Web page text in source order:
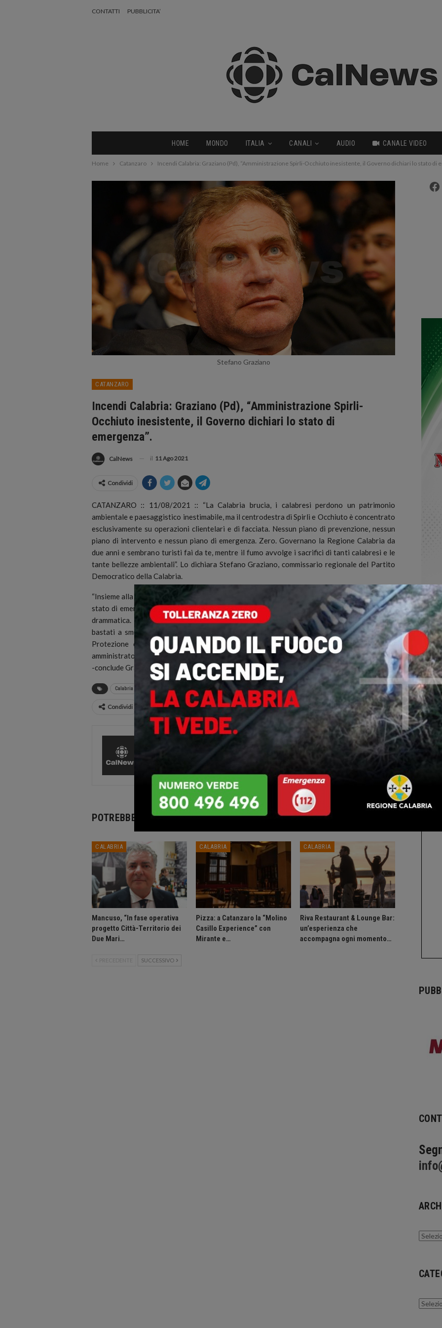
CONTATTI PUBBLICITA’
HOME MONDO ITALIA CANALI AUDIO CANALE VIDEO
Home Catanzaro Incendi Calabria: Graziano (Pd), “Amministrazione Spirli-Occhiuto inesistente, il Governo dichiari lo stato di
Stefano Graziano
CATANZARO
Incendi Calabria: Graziano (Pd), “Amministrazione Spirli-
Occhiuto inesistente, il Governo dichiari lo stato di
emergenza”.
CalNews il 11 Ago 2021
Condividi
CATANZARO :: 11/08/2021 :: “La Calabria brucia, i calabresi perdono un patrimonio
ambientale e paesaggistico inestimabile, ma il centrodestra di Spirlì e Occhiuto è concentrato
esclusivamente su operazioni clientelari e di facciata. Nessun piano di prevenzione, nessun
piano di intervento e nessun piano di emergenza. Zero. Governano la Regione Calabria da
due anni e sembrano turisti fai da te, mentre il fumo avvolge i sacrifici di tanti calabresi e le
tante bellezze ambientali”. Lo dichiara Stefano Graziano, commissario regionale del Partito
Democratico della Calabria.
“Insieme alla nostra candidata Amalia Bruni, insistiamo da giorni sull’esigenza di richiedere lo
stato di emergenza. Servono mezzi, uomini e risorse per far fronte ad una condizione ormai
drammatica. Nemmeno i tre morti delle ultime settimane nell’area grecanica reggina sono
bastati a smuovere le coscienze di chi oggi, sulla carta, governa la Regione Calabria. La
Protezione civile, le forze dell’ordine, i Vigili del fuoco, gli operai di Calabria Verde,
amministratori locali e volontari stanno rischiando la propria vita a tutela di tutti, il Governo
-conclude Graziano- ascolti la richiesta di aiuto immediata che arriva dalle terre calabresi”.
Calabria incendi Stefano Graziano
Condividi
POTREBBE PIACERTI ANCHE
CALABRIA
Mancuso, “In fase operativa
progetto Città-Territorio dei
Due Mari…
CALABRIA
Pizza: a Catanzaro la “Molino
Casillo Experience” con
Mirante e…
CALABRIA
Riva Restaurant & Lounge Bar:
un’esperienza che
accompagna ogni momento…
PRECEDENTE SUCCESSIVO
Archivi